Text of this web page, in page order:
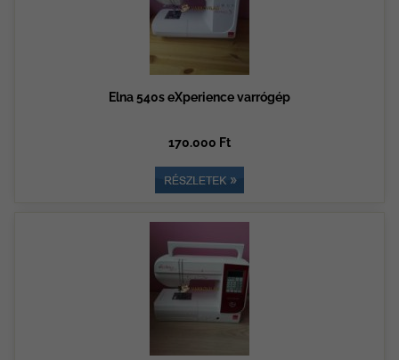
Elna 540s eXperience varrógép
170.000 Ft